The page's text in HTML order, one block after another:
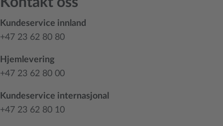
Kundeservice innland
+47 23 62 80 80
Hjemlevering
+47 23 62 80 00
Kundeservice internasjonal
+47 23 62 80 10